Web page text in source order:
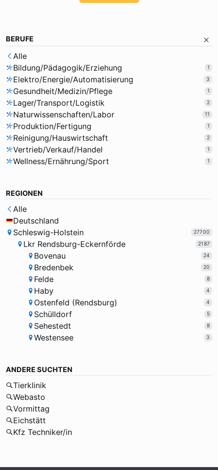
BERUFE
Alle
Bildung/Pädagogik/Erziehung
1
Elektro/Energie/Automatisierung 3
Gesundheit/Medizin/Pflege 1
Lager/Transport/Logistik 2
Naturwissenschaften/Labor 11
Produktion/Fertigung 1
Reinigung/Hauswirtschaft 2
Vertrieb/Verkauf/Handel 1
Wellness/Ernährung/Sport 1
REGIONEN
Alle
Deutschland
Schleswig-Holstein
27700
Lkr Rendsburg-Eckernförde 2187
Bovenau 24
Bredenbek 20
Felde 8
Haby 4
Ostenfeld (Rendsburg) 4
Schülldorf 5
Sehestedt 8
Westensee 3
ANDERE SUCHTEN
Tierklinik
Webasto
Vormittag
Eichstätt
Kfz Techniker/in